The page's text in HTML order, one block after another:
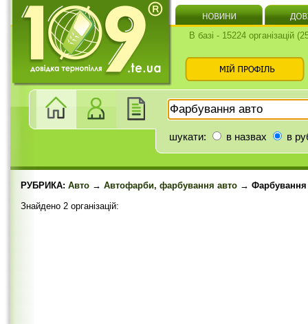
В базі - 15224 організацій
шукати: в назвах в
РУБРИКА: Авто → Автофарби, фарбування авто → Фарбування
Знайдено 2 організацій: